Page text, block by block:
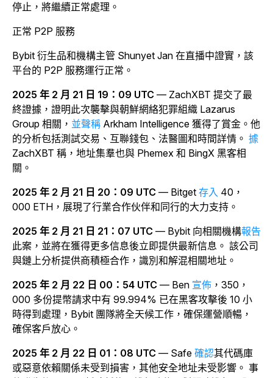
停止，將繼續正常處理。
正常 P2P 服務
Bybit 衍生品和機構主管 Shunyet Jan 在直播中證實，該
平台的 P2P 服務運行正常。
2025 年 2 月 21 日 19：09 UTC — ZachXBT 提交了最
終證據，證明此次襲擊與朝鮮網絡犯罪組織 Lazarus
Group 相關， 並聲稱 Arkham Intelligence 獲得了賞金。他
的分析包括測試交易、互聯錢包、法醫圖和時間詳情。 據
ZachXBT 稱，地址集羣也與 Phemex 和 BingX 黑客相
關。
2025 年 2 月 21 日 20：09 UTC — Bitget 存入 40，
000 ETH，展現了行業合作伙伴和同行的大力支持。
2025 年 2 月 21 日 21：07 UTC — Bybit 向相關機構報告
此案，並將在獲得更多信息後立即提供最新信息。 該公司
與鏈上分析提供商積極合作，識別和解混相關地址。
2025 年 2 月 22 日 00：54 UTC — Ben 宣佈 ，350，
000 多份提幣請求中有 99.994% 已在黑客攻擊後 10 小
時得到處理，Bybit 團隊將全天候工作，確保運營順暢，
確保客戶放心。
2025 年 2 月 22 日 01：08 UTC — Safe 確認其代碼庫
或惡意依賴關係未受到損害，其他安全地址未受影響。 事